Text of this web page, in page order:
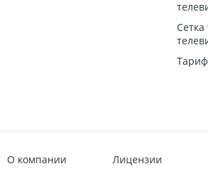
О компании Лицензии